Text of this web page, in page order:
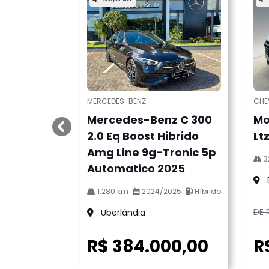
MERCEDES-BENZ
Mercedes-Benz C 300
2.0 Eq Boost Hibrido
Amg Line 9g-Tronic 5p
Automatico 2025
1.280 km 2024/2025 Híbrido
Uberlândia
R$ 384.000,00
DE
templates.template-